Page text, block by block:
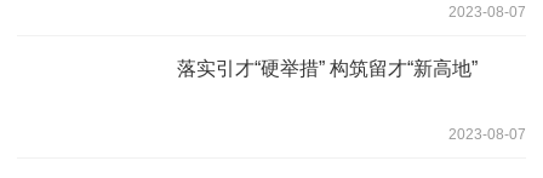
2023-08-07
落实引才“硬举措” 构筑留才“新高地”
2023-08-07